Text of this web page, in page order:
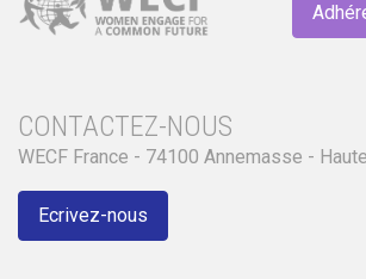
CONTACTEZ-NOUS
WECF France - 74100 Annemasse -
Ecrivez-nous